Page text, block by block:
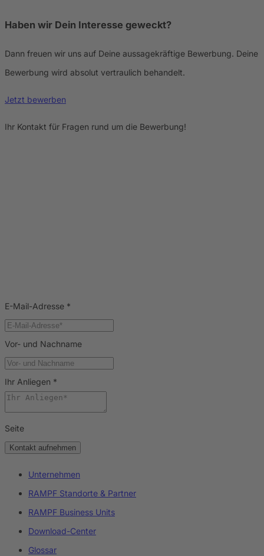
Haben wir Dein Interesse geweckt?
Dann freuen wir uns auf Deine aussagekräftige Bewerbung. Deine
Bewerbung wird absolut vertraulich behandelt.
Jetzt bewerben
Ihr Kontakt für Fragen rund um die Bewerbung!
E-Mail-Adresse *
Vor- und Nachname
Ihr Anliegen *
Seite
Kontakt aufnehmen
Unternehmen
RAMPF Standorte & Partner
RAMPF Business Units
Download-Center
Glossar